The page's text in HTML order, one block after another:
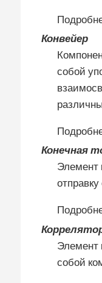
Конвейер
собой
Конечная
Элемент
Элемент
собой